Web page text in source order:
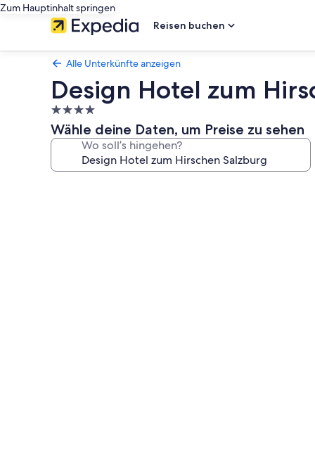
Zum Hauptinhalt springen
Reisen buchen
Alle Unterkünfte anzeigen
Design Hotel zum
4.0-
Sterne-
Unterkunft
Wähle deine Daten, um Preise zu sehen
Wo soll’s hingehen?